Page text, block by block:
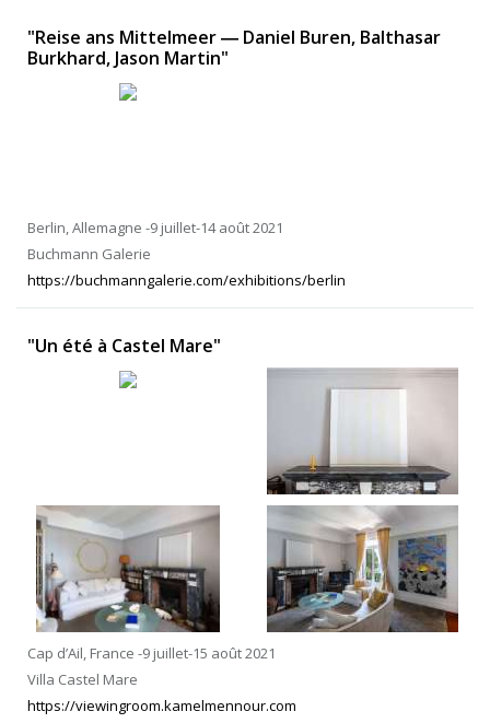
"Reise ans Mittelmeer ― Daniel Buren, Balthasar
Burkhard, Jason Martin"
Berlin, Allemagne -9 juillet-14 août 2021
Buchmann Galerie
https://buchmanngalerie.com/exhibitions/berlin
"Un été à Castel Mare"
Cap d’Ail, France -9 juillet-15 août 2021
Villa Castel Mare
https://viewingroom.kamelmennour.com